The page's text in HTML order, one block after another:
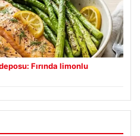
Fırında limonlu